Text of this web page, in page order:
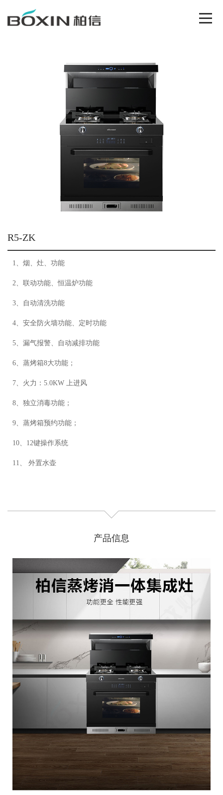
R5-ZK
1、烟、灶、功能
2、联动功能、恒温炉功能
3、自动清洗功能
4、安全防火墙功能、定时功能
5、漏气报警、自动减排功能
6、蒸烤箱8大功能；
7、火力：5.0KW 上进风
8、独立消毒功能；
9、蒸烤箱预约功能；
10、12键操作系统
11、 外置水壶
产品信息